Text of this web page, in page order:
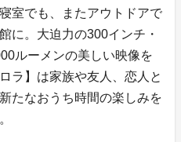
室でも、またアウトドアで
に。大迫力の300インチ・
ルーメンの美しい映像を
ラ】は家族や友人、恋人と
たなおうち時間の楽しみを